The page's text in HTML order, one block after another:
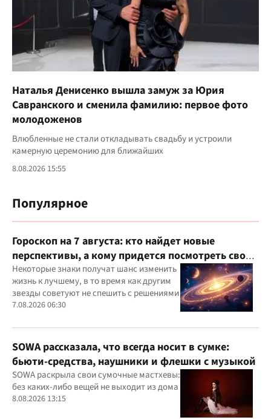
Наталья Денисенко вышла замуж за Юрия
Савранского и сменила фамилию: первое фото
молодоженов
Влюбленные не стали откладывать свадьбу и устроили
камерную церемонию для ближайших
8.08.2026 15:55
Популярное
Гороскоп на 7 августа: кто найдет новые
перспективы, а кому придется посмотреть свои
приоритеты
Некоторые знаки получат шанс изменить
жизнь к лучшему, в то время как другим
звезды советуют не спешить с решениями
7.08.2026 06:30
SOWA рассказала, что всегда носит в сумке:
бьюти-средства, наушники и флешки с музыкой
SOWA раскрыла свои сумочные мастхевы:
без каких-либо вещей не выходит из дома
8.08.2026 13:15